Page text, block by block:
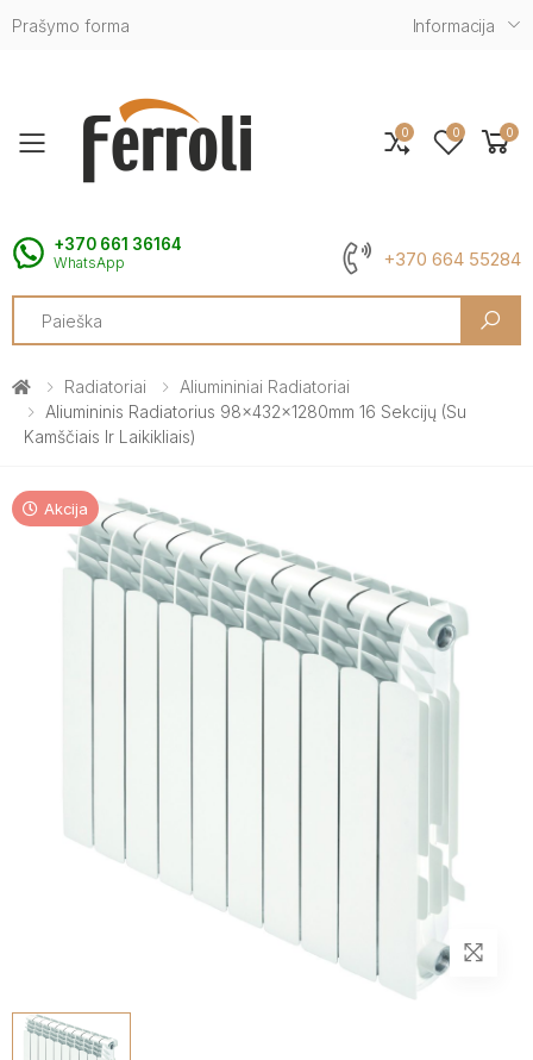
Prašymo forma Informacija
Toggle mobile menu
+370 661 36164
WhatsApp +370 664 55284
Search
0 0 0
Radiatoriai
Aliumininiai Radiatoriai
Aliumininis Radiatorius 98x432x1280mm 16 Sekcijų (su
Kamščiais Ir Laikikliais)
Akcija